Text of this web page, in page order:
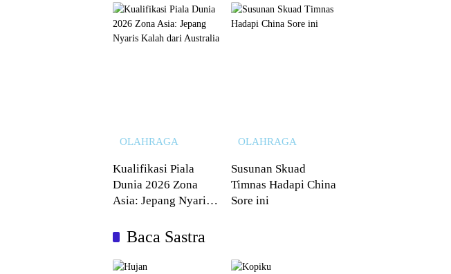
OLAHRAGA
Kualifikasi Piala
Dunia 2026 Zona
Asia: Jepang Nyaris
OLAHRAGA
Susunan Skuad
Timnas Hadapi China
Sore ini
Baca Sastra